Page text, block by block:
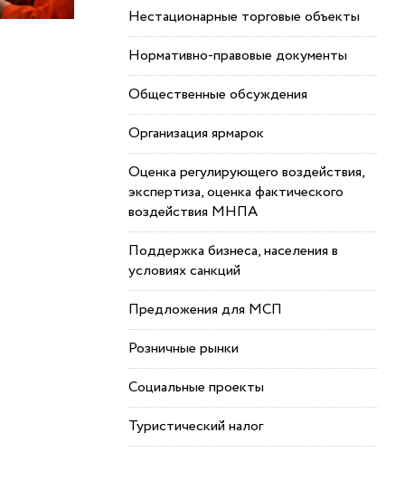
Нестационарные торговые объекты
Нормативно-правовые документы
Общественные обсуждения
Организация ярмарок
Оценка регулирующего воздействия,
экспертиза, оценка фактического
воздействия МНПА
Поддержка бизнеса, населения в
условиях санкций
Предложения для МСП
Розничные рынки
Социальные проекты
Туристический налог